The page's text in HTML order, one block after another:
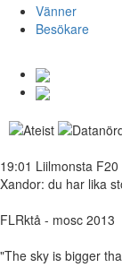
Vänner
Besökare
19:01 Liilmonsta F20
Xandor: du har lika
FLRktå - mosc 2013
"The sky is bigger